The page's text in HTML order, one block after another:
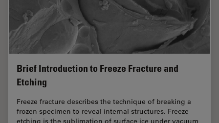
Brief Introduction to Freeze Fracture and
Etching
Freeze fracture describes the technique of breaking a
frozen specimen to reveal internal structures. Freeze
etching is the sublimation of surface ice under vacuum